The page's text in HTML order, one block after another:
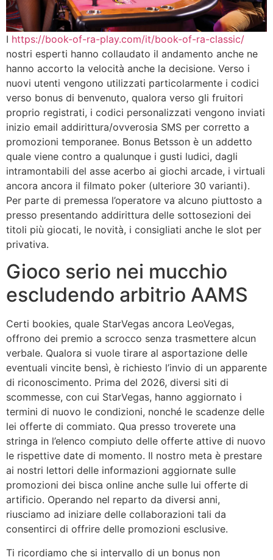
I https://book-of-ra-play.com/it/book-of-ra-classic/
nostri esperti hanno collaudato il andamento anche ne
hanno accorto la velocità anche la decisione. Verso i
nuovi utenti vengono utilizzati particolarmente i codici
verso bonus di benvenuto, qualora verso gli fruitori
proprio registrati, i codici personalizzati vengono inviati
inizio email addirittura/ovverosia SMS per corretto a
promozioni temporanee. Bonus Betsson è un addetto
quale viene contro a qualunque i gusti ludici, dagli
intramontabili del asse acerbo ai giochi arcade, i virtuali
ancora ancora il filmato poker (ulteriore 30 varianti).
Per parte di premessa l’operatore va alcuno piuttosto a
presso presentando addirittura delle sottosezioni dei
titoli più giocati, le novità, i consigliati anche le slot per
privativa.
Gioco serio nei mucchio
escludendo arbitrio AAMS
Certi bookies, quale StarVegas ancora LeoVegas,
offrono dei premio a scrocco senza trasmettere alcun
verbale. Qualora si vuole tirare al asportazione delle
eventuali vincite bensì, è richiesto l’invio di un apparente
di riconoscimento. Prima del 2026, diversi siti di
scommesse, con cui StarVegas, hanno aggiornato i
termini di nuovo le condizioni, nonché le scadenze delle
lei offerte di commiato. Qua presso troverete una
stringa in l’elenco compiuto delle offerte attive di nuovo
le rispettive date di momento. Il nostro meta è prestare
ai nostri lettori delle informazioni aggiornate sulle
promozioni dei bisca online anche sulle lui offerte di
artificio. Operando nel reparto da diversi anni,
riusciamo ad iniziare delle collaborazioni tali da
consentirci di offrire delle promozioni esclusive.
Ti ricordiamo che si intervallo di un bonus non